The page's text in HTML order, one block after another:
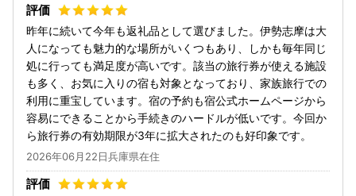
昨年に続いて今年も返礼品として選びました。伊勢志摩は大
人になっても魅力的な場所がいくつもあり、しかも毎年同じ
処に行っても満足度が高いです。該当の旅行券が使える施設
も多く、お気に入りの宿も対象となっており、家族旅行での
利用に重宝しています。宿の予約も宿公式ホームページから
容易にできることから手続きのハードルが低いです。今回か
ら旅行券の有効期限が3年に拡大されたのも好印象です。
2026年06月22日兵庫県在住